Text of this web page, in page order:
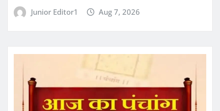
Junior Editor1 Aug 7, 2026